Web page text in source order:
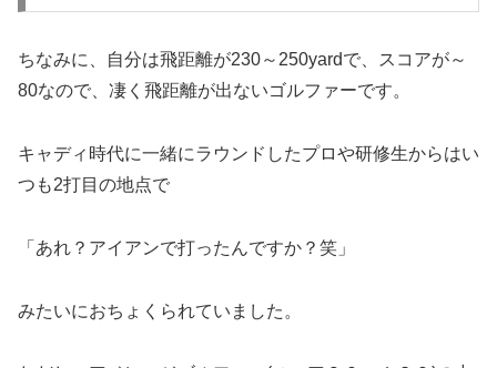
ちなみに、自分は飛距離が230～250yardで、スコアが～
80なので、 凄く飛距離が出ないゴルファーです。
キャディ時代に一緒にラウンドしたプロや研修生からはい
つも2打目の地点で
「あれ？アイアンで打ったんですか？笑」
みたいにおちょくられていました。